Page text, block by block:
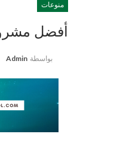
منوعات
أفضل
بواسطة Admin